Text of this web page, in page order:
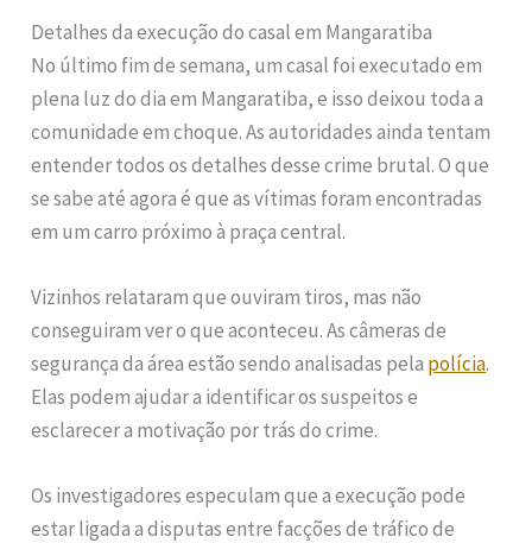
Detalhes da execução do casal em Mangaratiba
No último fim de semana, um casal foi executado em
plena luz do dia em Mangaratiba, e isso deixou toda a
comunidade em choque. As autoridades ainda tentam
entender todos os detalhes desse crime brutal. O que
se sabe até agora é que as vítimas foram encontradas
em um carro próximo à praça central.
Vizinhos relataram que ouviram tiros, mas não
conseguiram ver o que aconteceu. As câmeras de
segurança da área estão sendo analisadas pela polícia.
Elas podem ajudar a identificar os suspeitos e
esclarecer a motivação por trás do crime.
Os investigadores especulam que a execução pode
estar ligada a disputas entre facções de tráfico de